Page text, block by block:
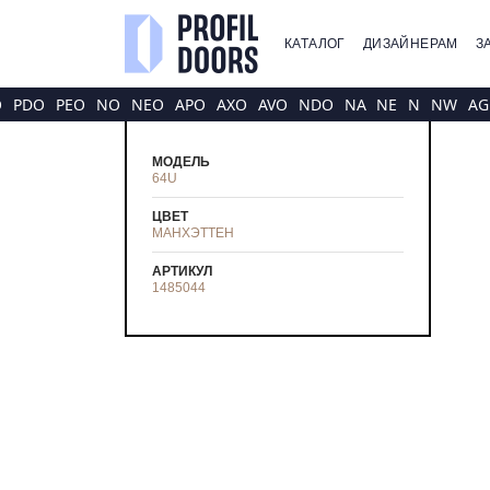
КАТАЛОГ ДИЗАЙНЕРАМ
PDO PEO NO NEO APO AXO AVO NDO NA NE N NW AG
МОДЕЛЬ
64U
ЦВЕТ
МАНХЭТТЕН
АРТИКУЛ
1485044